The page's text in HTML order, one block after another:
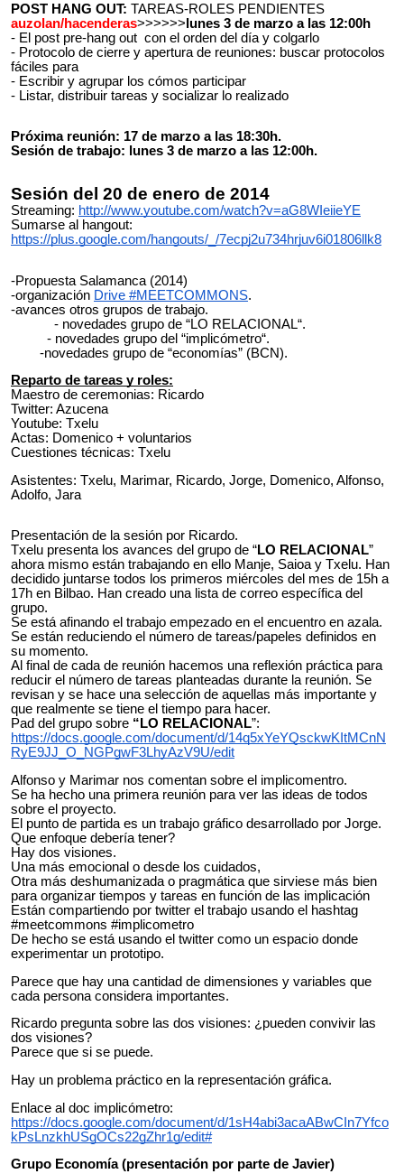
POST HANG OUT: TAREAS-ROLES PENDIENTES
auzolan/hacenderas>>>>>> lunes 3 de marzo a las 12:00h
- El post pre-hang out con el orden del día y colgarlo
- Protocolo de cierre y apertura de reuniones: buscar protocolos
fáciles para
- Escribir y agrupar los cómos participar
- Listar, distribuir tareas y socializar lo realizado
Próxima reunión: 17 de marzo a las 18:30h.
Sesión de trabajo: lunes 3 de marzo a las 12:00h.
Sesión del 20 de enero de 2014
Streaming: http://www.youtube.com/watch?v=aG8WIeiieYE
Sumarse al hangout:
https://plus.google.com/hangouts/_/7ecpj2u734hrjuv6i01806llk8
-Propuesta Salamanca (2014)
-organización Drive #MEETCOMMONS.
-avances otros grupos de trabajo.
- novedades grupo de “LO RELACIONAL“.
- novedades grupo del “implicómetro“.
-novedades grupo de “economías” (BCN).
Reparto de tareas y roles:
Maestro de ceremonias: Ricardo
Twitter: Azucena
Youtube: Txelu
Actas: Domenico + voluntarios
Cuestiones técnicas: Txelu
Asistentes: Txelu, Marimar, Ricardo, Jorge, Domenico, Alfonso,
Adolfo, Jara
Presentación de la sesión por Ricardo.
Txelu presenta los avances del grupo de “LO RELACIONAL”
ahora mismo están trabajando en ello Manje, Saioa y Txelu. Han
decidido juntarse todos los primeros miércoles del mes de 15h a
17h en Bilbao. Han creado una lista de correo específica del
grupo.
Se está afinando el trabajo empezado en el encuentro en azala.
Se están reduciendo el número de tareas/papeles definidos en
su momento.
Al final de cada de reunión hacemos una reflexión práctica para
reducir el número de tareas planteadas durante la reunión. Se
revisan y se hace una selección de aquellas más importante y
que realmente se tiene el tiempo para hacer.
Pad del grupo sobre “LO RELACIONAL”:
https://docs.google.com/document/d/14q5xYeYQsckwKItMCnN
RyE9JJ_O_NGPgwF3LhyAzV9U/edit
Alfonso y Marimar nos comentan sobre el implicomentro.
Se ha hecho una primera reunión para ver las ideas de todos
sobre el proyecto.
El punto de partida es un trabajo gráfico desarrollado por Jorge.
Que enfoque debería tener?
Hay dos visiones.
Una más emocional o desde los cuidados,
Otra más deshumanizada o pragmática que sirviese más bien
para organizar tiempos y tareas en función de las implicación
Están compartiendo por twitter el trabajo usando el hashtag
#meetcommons #implicometro
De hecho se está usando el twitter como un espacio donde
experimentar un prototipo.
Parece que hay una cantidad de dimensiones y variables que
cada persona considera importantes.
Ricardo pregunta sobre las dos visiones: ¿pueden convivir las
dos visiones?
Parece que si se puede.
Hay un problema práctico en la representación gráfica.
Enlace al doc implicómetro:
https://docs.google.com/document/d/1sH4abi3acaABwCIn7Yfco
kPsLnzkhUSgOCs22gZhr1g/edit#
Grupo Economía (presentación por parte de Javier)